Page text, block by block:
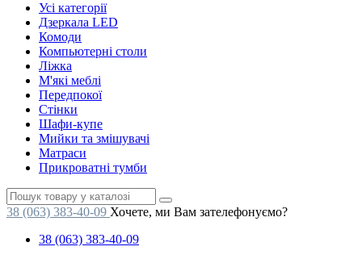
Усі категорії
Дзеркала LED
Комоди
Компьютерні столи
Ліжка
М'які меблі
Передпокої
Стінки
Шафи-купе
Мийки та змішувачі
Матраси
Прикроватні тумби
38 (063) 383-40-09 Хочете, ми Вам зателефонуємо?
38 (063) 383-40-09